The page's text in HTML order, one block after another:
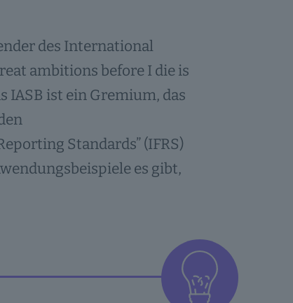
des International
ambitions before I die is
IASB ist ein Gremium, das
Standards” (IFRS)
es gibt,